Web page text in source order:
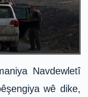
Navdewletî
wê dike,